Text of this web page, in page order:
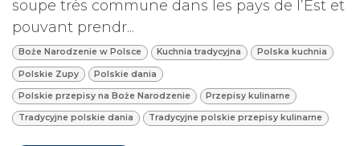
soupe très commune dans les pays de l’Est et
pouvant prendr...
Boże Narodzenie w Polsce Kuchnia tradycyjna Polska kuchnia
Polskie Zupy Polskie dania
Polskie przepisy na Boże Narodzenie Przepisy kulinarne
Tradycyjne polskie dania Tradycyjne polskie przepisy kulinarne